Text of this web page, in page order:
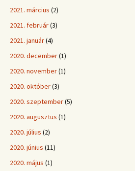
2021. március (2)
2021. február(3)
2021. január(4)
2020. december(1)
2020. november(1)
2020. október(3)
2020. szeptember(5)
2020. augusztus (1)
2020. július (2)
2020. június (11)
2020. május (1)